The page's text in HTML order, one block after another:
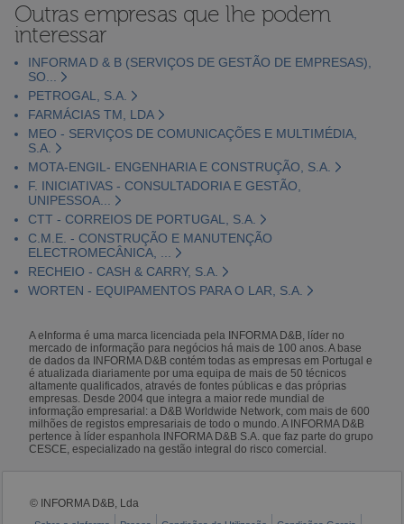
Outras empresas que lhe podem
interessar
INFORMA D & B (SERVIÇOS DE GESTÃO DE EMPRESAS),
SO...
PETROGAL, S.A.
FARMÁCIAS TM, LDA
MEO - SERVIÇOS DE COMUNICAÇÕES E MULTIMÉDIA,
S.A.
MOTA-ENGIL- ENGENHARIA E CONSTRUÇÃO, S.A.
F. INICIATIVAS - CONSULTADORIA E GESTÃO,
UNIPESSOA...
CTT - CORREIOS DE PORTUGAL, S.A.
C.M.E. - CONSTRUÇÃO E MANUTENÇÃO
ELECTROMECÂNICA, ...
RECHEIO - CASH & CARRY, S.A.
WORTEN - EQUIPAMENTOS PARA O LAR, S.A.
A eInforma é uma marca licenciada pela INFORMA D&B, líder no
mercado de informação para negócios há mais de 100 anos. A base
de dados da INFORMA D&B contém todas as empresas em Portugal e
é atualizada diariamente por uma equipa de mais de 50 técnicos
altamente qualificados, através de fontes públicas e das próprias
empresas. Desde 2004 que integra a maior rede mundial de
informação empresarial: a D&B Worldwide Network, com mais de 600
milhões de registos empresariais de todo o mundo. A INFORMA D&B
pertence à líder espanhola INFORMA D&B S.A. que faz parte do grupo
CESCE, especializado na gestão integral do risco comercial.
© INFORMA D&B, Lda